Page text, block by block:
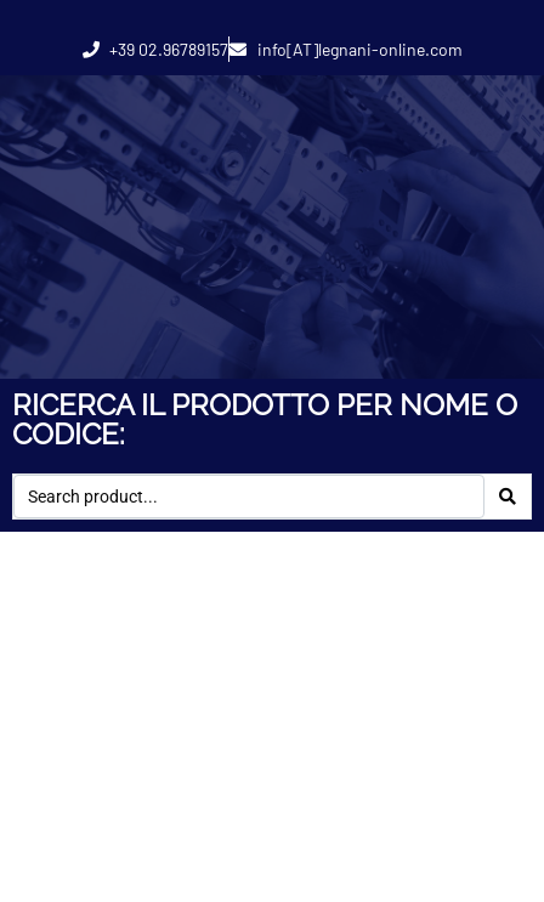
+39 02.96789157 info[AT]legnani-online.com
RICERCA IL PRODOTTO PER NOME O
CODICE: